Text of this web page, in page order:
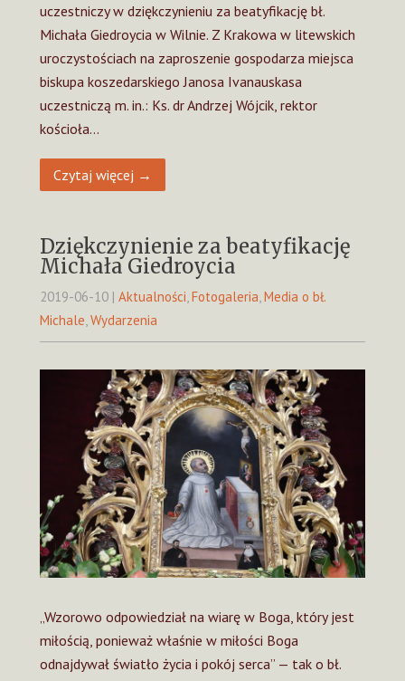
uczestniczy w dziękczynieniu za beatyfikację bł.
Michała Giedroycia w Wilnie. Z Krakowa w litewskich
uroczystościach na zaproszenie gospodarza miejsca
biskupa koszedarskiego Janosa Ivanauskasa
uczestniczą m. in.: Ks. dr Andrzej Wójcik, rektor
kościoła…
Czytaj więcej →
Dziękczynienie za beatyfikację
Michała Giedroycia
2019-06-10 | Aktualności Fotogaleria Media o bł.
Michale Wydarzenia
„Wzorowo odpowiedział na wiarę w Boga, który jest
miłością, ponieważ właśnie w miłości Boga
odnajdywał światło życia i pokój serca” — tak o bł.